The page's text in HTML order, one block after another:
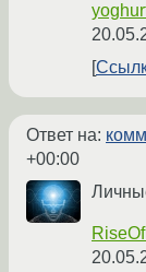
Ответ на:
+00:00